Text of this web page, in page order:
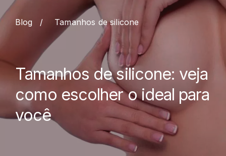
Blog / Tamanhos de silicone
Tamanhos de silicone: veja
como escolher o ideal para
você